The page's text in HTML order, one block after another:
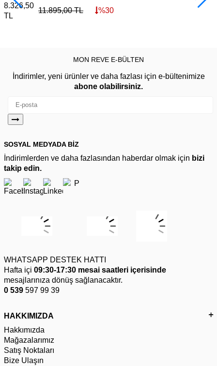
8.326,50
TL
11.895,00TL %30
MON REVE E-BÜLTEN
İndirimler, yeni ürünler ve daha fazlası için e-bültenimize
abone olabilirsiniz.
SOSYAL MEDYADA BİZ
İndirimlerden ve daha fazlasından haberdar olmak için bizi
takip edin.
WHATSAPP DESTEK HATTI
Hafta içi 09:30-17:30 mesai saatleri içerisinde
mesajlarınıza dönüş sağlanacaktır.
0 539 597 99 39
HAKKIMIZDA
Hakkımızda
Mağazalarımız
Satış Noktaları
Bize Ulaşın